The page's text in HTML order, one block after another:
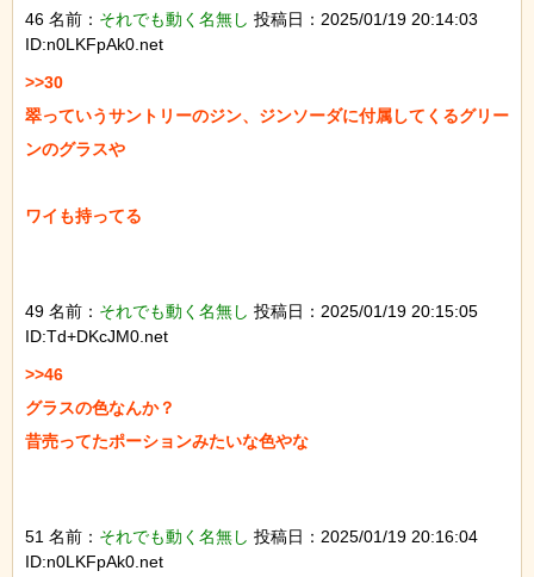
46 名前： それでも動く名無し 投稿日：2025/01/19 20:14:03
ID:n0LKFpAk0.net
>>30
翠っていうサントリーのジン、ジンソーダに付属してくるグリー
ンのグラスや
ワイも持ってる
49 名前： それでも動く名無し 投稿日：2025/01/19 20:15:05
ID:Td+DKcJM0.net
>>46
グラスの色なんか？
昔売ってたポーションみたいな色やな
51 名前： それでも動く名無し 投稿日：2025/01/19 20:16:04
ID:n0LKFpAk0.net